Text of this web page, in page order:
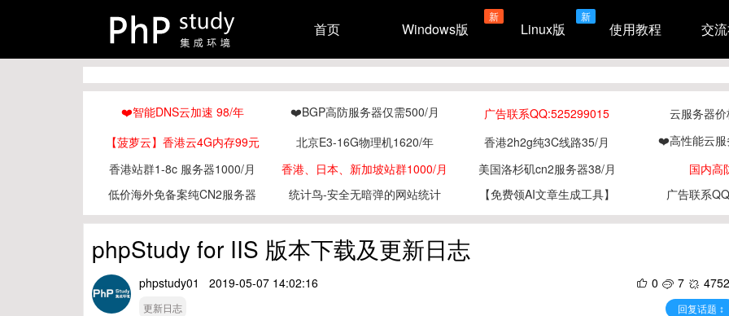
首页 Windows版
新
Linux版
新
使用教程 交
❤️智能DNS云加速 98/年 ❤️BGP高防服务器仅需500/月 广告联系QQ:525299015
云服务器
【菠萝云】香港云4G内存99元
北京E3-16G物理机1620/年 香港2h2g纯3C线路35/月
❤️高性能云服
香港站群1-8c 服务器1000/月
香港、日本、新加坡站群1000/月 美国洛杉矶cn2服务器38/月
国内高
低价海外免备案纯CN2服务器
统计鸟-安全无暗弹的网站统计 【免费领AI文章生成工具】 广告联系
phpStudy for IIS 版本下载及更新日志
phpstudy01 2019-05-07 14:02:16 0 7
更新日志 回复话题 ↕